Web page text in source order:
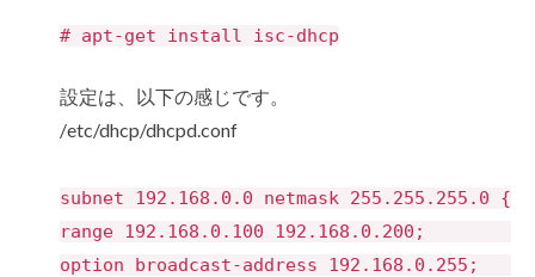
# apt-get install isc-dhcp
設定は、以下の感じです。
/etc/dhcp/dhcpd.conf
subnet 192.168.0.0 netmask 255.255.255.0 {
range 192.168.0.100 192.168.0.200; リース
option broadcast-address 192.168.0.255; ブロ